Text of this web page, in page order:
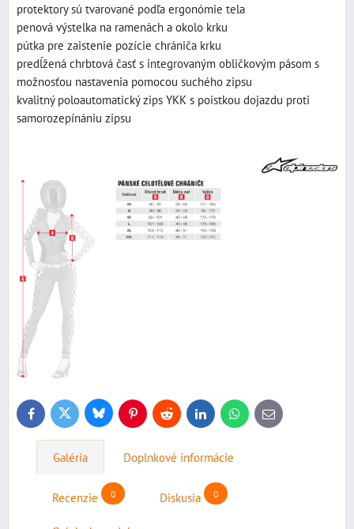
protektory sú tvarované podľa ergonómie tela
penová výstelka na ramenách a okolo krku
pútka pre zaistenie pozície chrániča krku
predĺžená chrbtová časť s integrovaným obličkovým pásom s
možnosťou nastavenia pomocou suchého zipsu
kvalitný poloautomatický zips YKK s poistkou dojazdu proti
samorozepínániu zipsu
FacebookTwitter BlueskyPinterestReddit LinkedInWhatsApp
E-
mail
Galéria Doplnkové informácie
Recenzie 0 Diskusia 0